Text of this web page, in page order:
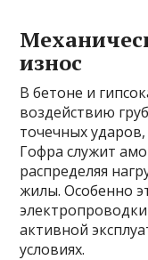
износ
В бетоне и
воздействию
точечных
Гофра служит
распределяя
жилы. Особенно
активной
условиях.